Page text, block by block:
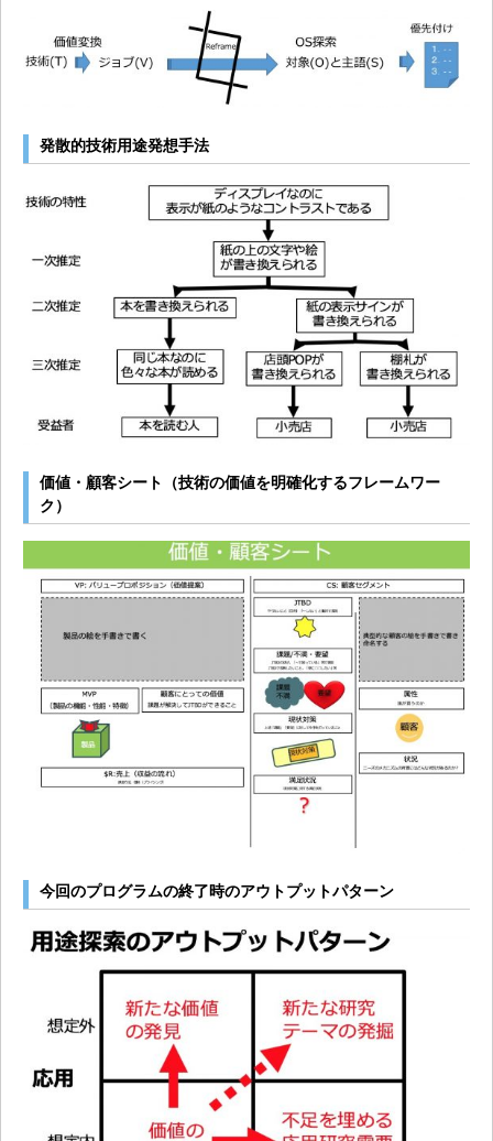
発散的技術用途発想手法
価値・顧客シート（技術の価値を明確化するフレームワー
ク）
今回のプログラムの終了時のアウトプットパターン